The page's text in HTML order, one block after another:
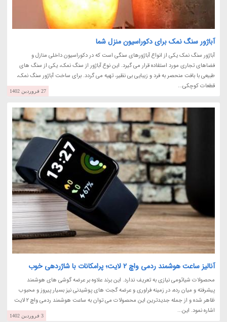
آباژور سنگ نمک برای دکوراسیون منزل شما
آباژور سنگ نمک یکی از انواع آباژورهای سنگی است که در دکوراسیون داخلی منازل و
فضاهای تجاری مورد استفاده قرار می گیرد. این نوع آباژور از سنگ نمک، یکی از سنگ های
طبیعی با بافت منحصر به فرد و زیبایی بی نظیر، تهیه می گردد. برای ساخت آباژور سنگ نمک،
قطعات کوچکی...
27 فروردین 1402
آنالیز ساعت هوشمند ردمی واچ 2 لایت؛ پرامکانات با شاژردهی خوب
محصولات شیائومی نیازی به تعریف ندارد. این برند علاوه بر عرضه گوشی های هوشمند
پیشرفته و میان رده، در زمینه فراوری و عرضه گجت های پوشیدنی نیز بسیار پیروز و محبوب
ظاهر شده و از جمله جدیدترین این محصولات می توان به ساعت هوشمند ردمی واچ 2 لایت
اشاره نمود. این...
3 فروردین 1402